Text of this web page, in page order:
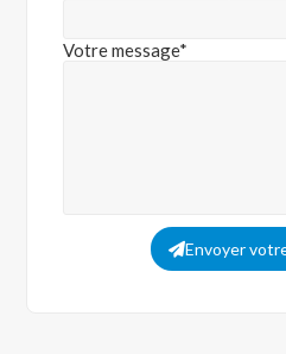
Votre message*
Envoyer